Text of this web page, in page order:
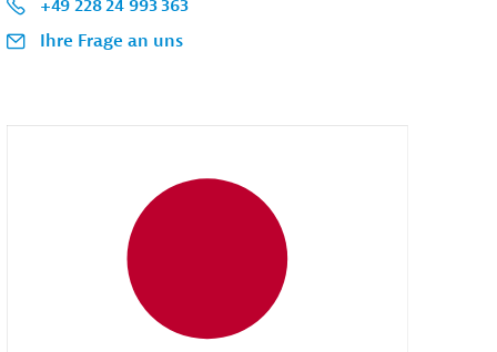
+49 228 24 993 363
Ihre Frage an uns